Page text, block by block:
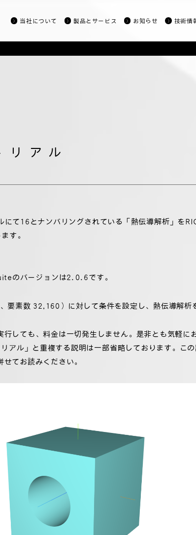
当社について 製品とサービス お知らせ 技術情
リアル
にて16とナンバリングされている「熱伝導解析」を
す。
のバージョンは2.0.6です。
要素数 32,160）に対して条件を設定し、熱伝導解析
しても、料金は一切発生しません。是非とも気軽に
アル」と重複する説明は一部省略しております。こ
せてお読みください。